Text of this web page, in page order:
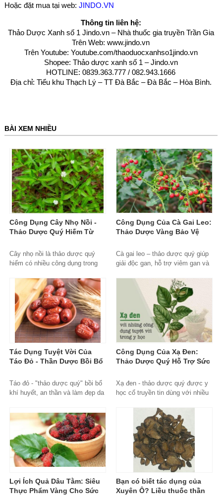
Hoặc đặt mua tại web: JINDO.VN
Thông tin liên hệ:
Thảo Dược Xanh số 1 Jindo.vn – Nhà thuốc gia truyền Trần Gia
Trên Web: www.jindo.vn
Trên Youtube: Youtube.com/thaoduocxanhso1jindo.vn
Shopee: Thảo dược xanh số 1 – Jindo.vn
HOTLINE: 0839.363.777 / 082.943.1666
Địa chỉ: Tiểu khu Thạch Lý – TT Đà Bắc – Đà Bắc – Hòa Bình.
BÀI XEM NHIỀU
Công Dụng Cây Nhọ Nồi -
Thảo Dược Quý Hiếm Từ
Cây nhọ nồi là thảo dược quý
hiếm có nhiều công dụng trong
cường sức khỏe tổng thể.
Công Dụng Của Cà Gai Leo:
Thảo Dược Vàng Bảo Vệ
Cà gai leo – thảo dược quý giúp
giải độc gan, hỗ trợ viêm gan và
cách tự nhiên.
Tác Dụng Tuyệt Vời Của
Táo Đỏ - Thần Dược Bồi Bổ
Táo đỏ - "thảo dược quý" bồi bổ
khí huyết, an thần và làm đẹp da
năm qua.
Công Dụng Của Xạ Đen:
Thảo Dược Quý Hỗ Trợ Sức
Xạ đen - thảo dược quý được y
học cổ truyền tin dùng với nhiều
kháng và phòng bệnh hiệu quả.
Lợi Ích Quả Dâu Tằm: Siêu
Thực Phẩm Vàng Cho Sức
Bạn có biết tác dụng của
Xuyên Ô? Liều thuốc thần